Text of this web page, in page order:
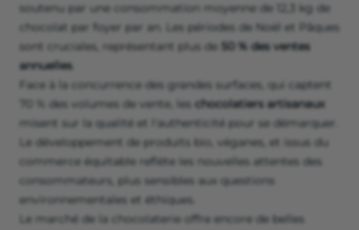
soutenu par une consommation moyenne de 12,3 kg de
chocolat par foyer par an. Les périodes de Noël et Pâques
sont cruciales, représentant plus de 50 % des ventes
annuelles.
Face à la concurrence des grandes surfaces, qui captent
70 % des volumes de vente, les chocolatiers artisanaux
misent sur la qualité et l'authenticité pour se démarquer.
Le développement de produits bio, véganes, et issus du
commerce équitable reflète les nouvelles attentes des
consommateurs, plus sensibles aux questions
environnementales et éthiques.
Le marché de la chocolaterie offre encore de belles